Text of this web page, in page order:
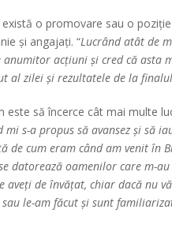
o promovare sau o
și angajați. “Lucrând atât de
acțiuni și cred că asta
al zilei și rezultatele de la
să încerce cât mai multe
mi s-a propus să avansez și
de cum eram când am venit
datorează oamenilor care m-
de învățat, chiar dacă nu
le-am făcut și sunt